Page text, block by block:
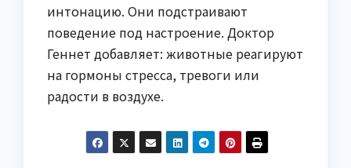
интонацию. Они подстраивают
поведение под настроение. Доктор
Геннет добавляет: животные реагируют
на гормоны стресса, тревоги или
радости в воздухе.